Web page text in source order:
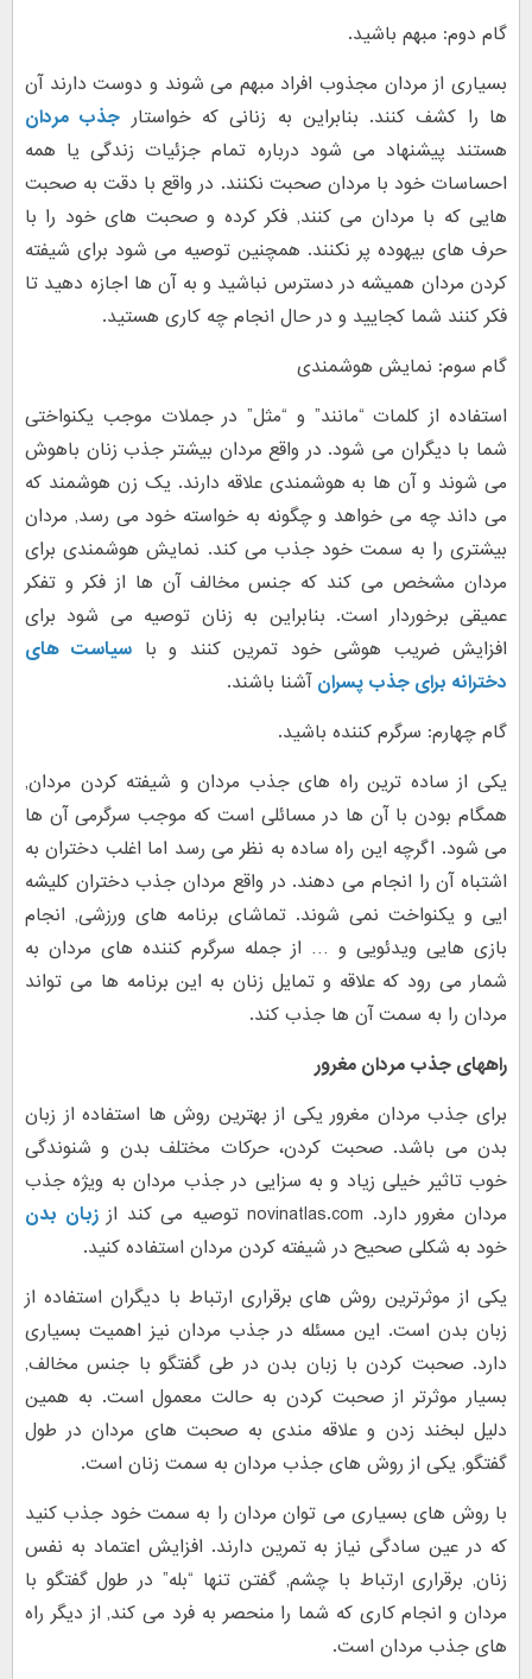
گام دوم: مبهم باشید.
بسیاری از مردان مجذوب افراد مبهم می شوند و دوست دارند آن
ها را کشف کنند. بنابراین به زنانی که خواستار جذب مردان
هستند پیشنهاد می شود درباره تمام جزئیات زندگی یا همه
احساسات خود با مردان صحبت نکنند. در واقع با دقت به صحبت
هایی که با مردان می کنند, فکر کرده و صحبت های خود را با
حرف های بیهوده پر نکنند. همچنین توصیه می شود برای شیفته
کردن مردان همیشه در دسترس نباشید و به آن ها اجازه دهید تا
فکر کنند شما کجایید و در حال انجام چه کاری هستید.
گام سوم: نمایش هوشمندی
استفاده از کلمات “مانند” و “مثل” در جملات موجب یکنواختی
شما با دیگران می شود. در واقع مردان بیشتر جذب زنان باهوش
می شوند و آن ها به هوشمندی علاقه دارند. یک زن هوشمند که
می داند چه می خواهد و چگونه به خواسته خود می رسد, مردان
بیشتری را به سمت خود جذب می کند. نمایش هوشمندی برای
مردان مشخص می کند که جنس مخالف آن ها از فکر و تفکر
عمیقی برخوردار است. بنابراین به زنان توصیه می شود برای
افزایش ضریب هوشی خود تمرین کنند و با سیاست های
دخترانه برای جذب پسران آشنا باشند.
گام چهارم: سرگرم کننده باشید.
یکی از ساده ترین راه های جذب مردان و شیفته کردن مردان,
همگام بودن با آن ها در مسائلی است که موجب سرگرمی آن ها
می شود. اگرچه این راه ساده به نظر می رسد اما اغلب دختران به
اشتباه آن را انجام می دهند. در واقع مردان جذب دختران کلیشه
ایی و یکنواخت نمی شوند. تماشای برنامه های ورزشی, انجام
بازی هایی ویدئویی و … از جمله سرگرم کننده های مردان به
شمار می رود که علاقه و تمایل زنان به این برنامه ها می تواند
مردان را به سمت آن ها جذب کند.
راههای جذب مردان مغرور
برای جذب مردان مغرور یکی از بهترین روش ها استفاده از زبان
بدن می باشد. صحبت کردن، حرکات مختلف بدن و شنوندگی
خوب تاثیر خیلی زیاد و به سزایی در جذب مردان به ویژه جذب
مردان مغرور دارد. novinatlas.com توصیه می کند از
زبان بدن
خود به شکلی صحیح در شیفته کردن مردان استفاده کنید.
یکی از موثرترین روش های برقراری ارتباط با دیگران استفاده از
زبان بدن است. این مسئله در جذب مردان نیز اهمیت بسیاری
دارد. صحبت کردن با زبان بدن در طی گفتگو با جنس مخالف,
بسیار موثرتر از صحبت کردن به حالت معمول است. به همین
دلیل لبخند زدن و علاقه مندی به صحبت های مردان در طول
گفتگو, یکی از روش های جذب مردان به سمت زنان است.
با روش های بسیاری می توان مردان را به سمت خود جذب کنید
که در عین سادگی نیاز به تمرین دارند. افزایش اعتماد به نفس
زنان, برقراری ارتباط با چشم, گفتن تنها “بله” در طول گفتگو با
مردان و انجام کاری که شما را منحصر به فرد می کند, از دیگر راه
های جذب مردان است.